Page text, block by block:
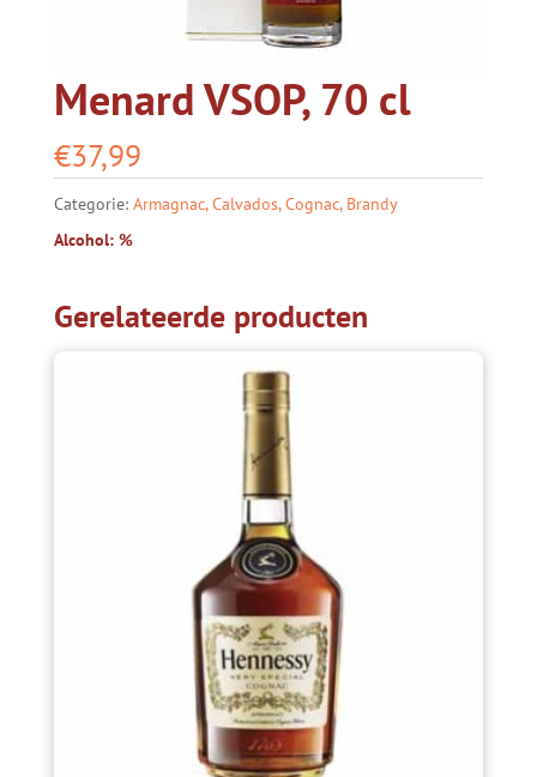
Menard VSOP, 70 cl
€37,99
Categorie: Armagnac, Calvados, Cognac, Brandy
Alcohol: %
Gerelateerde producten